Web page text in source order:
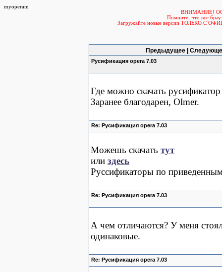
myoperam
ВНИМАНИЕ!
Помните, что все
Загружайте новые версии ТОЛЬКО С
Предыдущее |
Русификация opera 7.03
Где можно скачать
Заранее благодарен, Olmer.
Re: Русификация opera 7.03
Можешь скачать тут
или здесь
Руссификаторы по
Re: Русификация opera 7.03
А чем отличаются? У меня
одинаковые.
Re: Русификация opera 7.03